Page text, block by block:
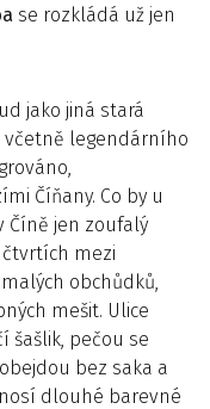
se rozkládá už jen
jako jiná stará
včetně legendárního
Číňany. Co by u
Číně jen zoufalý
čtvrtích mezi
obchůdků,
mešit. Ulice
šašlik, pečou se
bez saka a
dlouhé barevné